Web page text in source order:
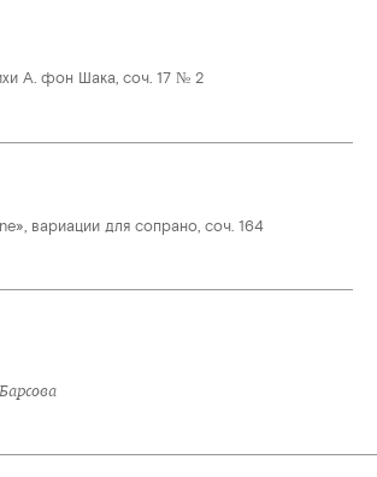
А. фон Шака, соч. 17 № 2
вариации для сопрано, соч. 164